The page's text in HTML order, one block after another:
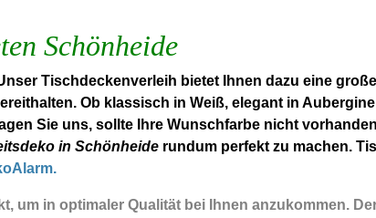
Schönheide
Tischdeckenverleih bietet Ihnen dazu eine
Ob klassisch in Weiß, elegant in
Sie uns, sollte Ihre Wunschfarbe nicht
in Schönheide rundum perfekt zu machen.
in optimaler Qualität bei Ihnen anzukommen.